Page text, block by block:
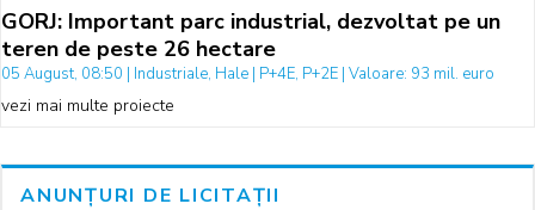
GORJ: Important parc industrial, dezvoltat pe un
teren de peste 26 hectare
05 August, 08:50 | Industriale, Hale | P+4E, P+2E | Valoare: 93 mil. euro
vezi mai multe proiecte
ANUNȚURI DE LICITAȚII